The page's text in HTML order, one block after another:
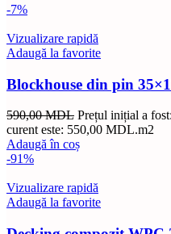
-7%
Vizualizare rapidă
Adaugă la favorite
Blockhouse din pin
590,00MDL Prețul inițial a
curent este: 550,00 MDL.m2
Adaugă în coș
-91%
Vizualizare rapidă
Adaugă la favorite